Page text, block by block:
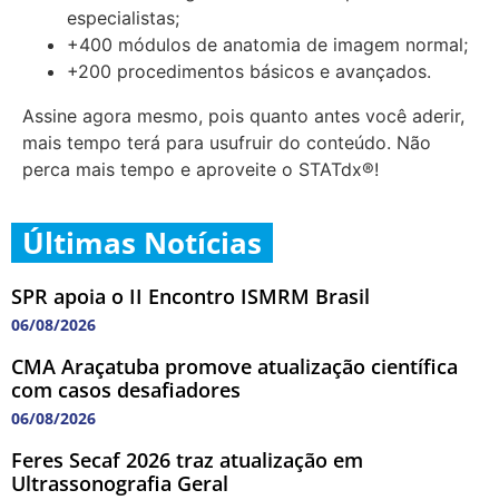
especialistas;
+400 módulos de anatomia de imagem normal;
+200 procedimentos básicos e avançados.
Assine agora mesmo, pois quanto antes você aderir,
mais tempo terá para usufruir do conteúdo. Não
perca mais tempo e aproveite o STATdx®!
Últimas Notícias
SPR apoia o II Encontro ISMRM Brasil
06/08/2026
CMA Araçatuba promove atualização científica
com casos desafiadores
06/08/2026
Feres Secaf 2026 traz atualização em
Ultrassonografia Geral